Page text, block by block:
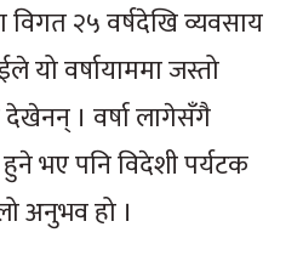
विगत २५ वर्षदेखि व्यवसाय
यो वर्षायाममा जस्तो
। वर्षा लागेसँगै
भए पनि विदेशी पर्यटक
अनुभव हो ।